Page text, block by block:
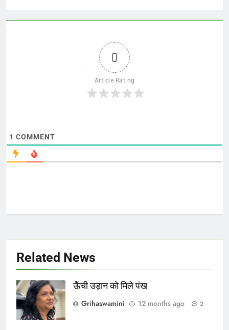
0
Article Rating
1 COMMENT
Related News
ऊँची उड़ान को मिले पंख
Grihaswamini
12 months ago 2